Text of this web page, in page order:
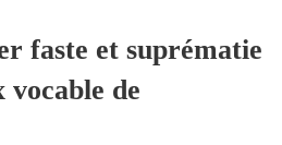
faste et suprématie
vocable de